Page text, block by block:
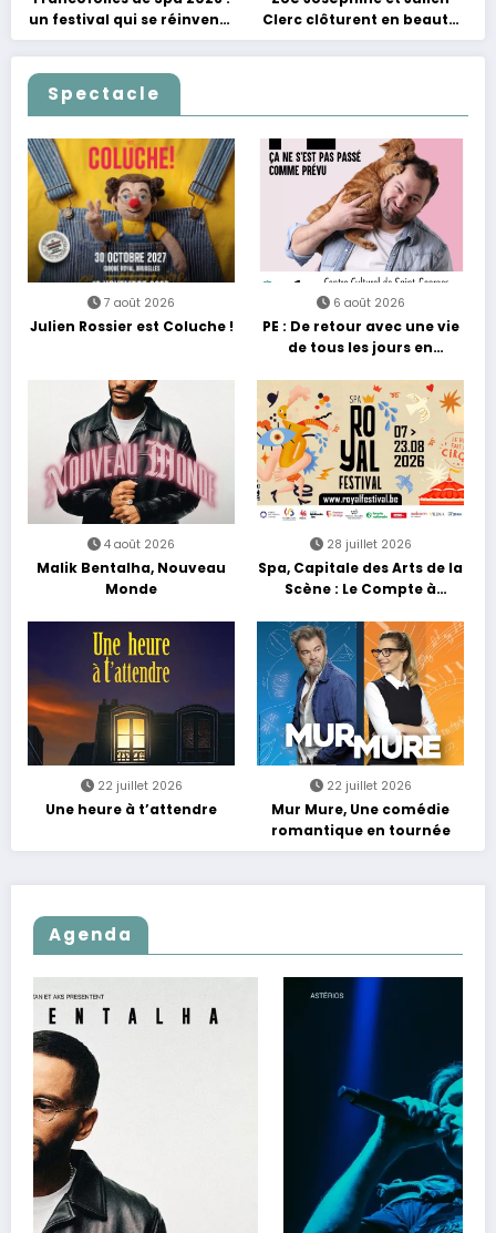
un festival qui se réinvente
entre nouveautés et
grands moments de scène
Clerc clôturent en beauté
Les Nuits Francofolies au
Casino
Spectacle
7 août 2026
Julien Rossier est Coluche !
6 août 2026
PE : De retour avec une vie
de tous les jours en
4 août 2026
Malik Bentalha, Nouveau
Monde
28 juillet 2026
Spa, Capitale des Arts de la
Scène : Le Compte à
22 juillet 2026
Une heure à t’attendre
22 juillet 2026
Mur Mure, Une comédie
romantique en tournée
Agenda